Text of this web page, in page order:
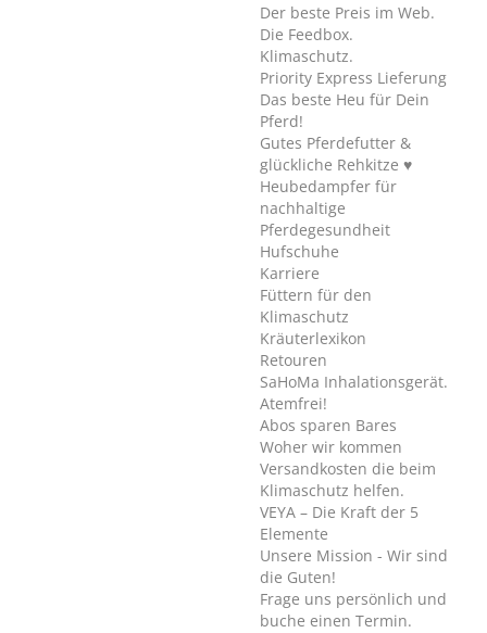
Der beste Preis im Web.
Die Feedbox.
Klimaschutz.
Priority Express Lieferung
Das beste Heu für Dein
Pferd!
Gutes Pferdefutter &
glückliche Rehkitze ♥
Heubedampfer für
nachhaltige
Pferdegesundheit
Hufschuhe
Karriere
Füttern für den
Klimaschutz
Kräuterlexikon
Retouren
SaHoMa Inhalationsgerät.
Atemfrei!
Abos sparen Bares
Woher wir kommen
Versandkosten die beim
Klimaschutz helfen.
VEYA – Die Kraft der 5
Elemente
Unsere Mission - Wir sind
die Guten!
Frage uns persönlich und
buche einen Termin.